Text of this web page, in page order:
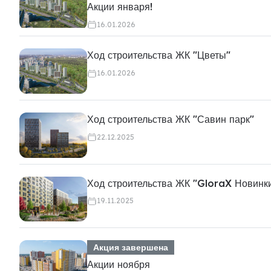
Акции января!
16.01.2026
Ход строительства ЖК "Цветы"
16.01.2026
Ход строительства ЖК "Савин парк"
22.12.2025
Ход строительства ЖК "GloraX
19.11.2025
Акция завершена
Акции ноября